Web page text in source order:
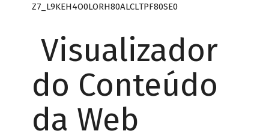
Z7_L9KEH4O0LORH80ALCLTPF80SE0
Visualizador
do Conteúdo
da Web